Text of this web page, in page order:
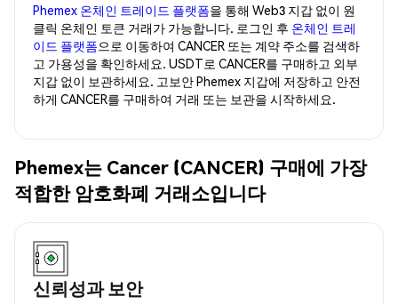
Phemex 온체인 트레이드 플랫폼을 통해 Web3 지갑 없이 원
클릭 온체인 토큰 거래가 가능합니다. 로그인 후 온체인 트레
이드 플랫폼으로 이동하여 CANCER 또는 계약 주소를 검색하
고 가용성을 확인하세요. USDT로 CANCER를 구매하고 외부
지갑 없이 보관하세요. 고보안 Phemex 지갑에 저장하고 안전
하게 CANCER를 구매하여 거래 또는 보관을 시작하세요.
Phemex는 Cancer (CANCER) 구매에 가장
적합한 암호화폐 거래소입니다
신뢰성과 보안